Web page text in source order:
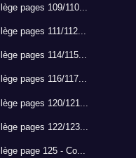
pages 109/110...
pages 111/112...
pages 114/115...
pages 116/117...
pages 120/121...
pages 122/123...
page 125 - Co...